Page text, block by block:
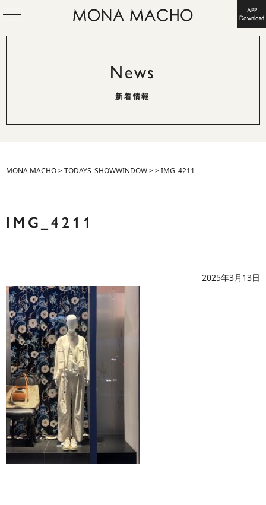
APP
Download
News
新着情報
MONA MACHO>TODAYS_SHOWWINDOW>>IMG_4211
IMG_4211
2025年3月13日